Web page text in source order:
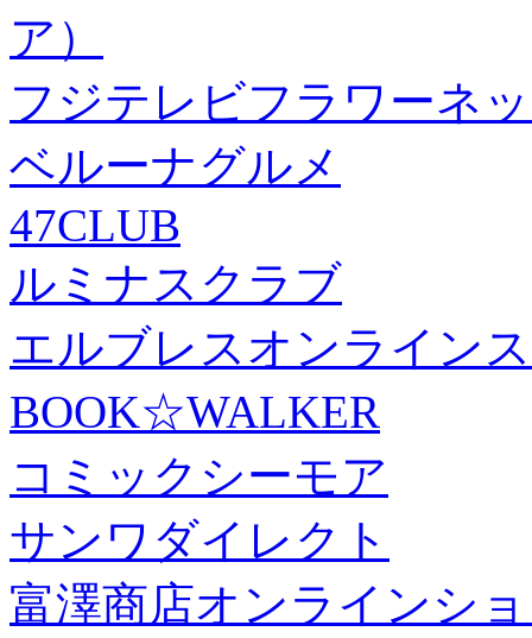
ア）
フジテレビフラワーネ
ベルーナグルメ
47CLUB
ルミナスクラブ
エルブレスオンライン
BOOK☆WALKER
コミックシーモア
サンワダイレクト
富澤商店オンラインシ